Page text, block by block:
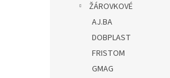
ŽÁROVKOVÉ
AJ.BA
DOBPLAST
FRISTOM
GMAG